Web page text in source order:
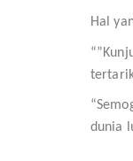
Hal
dunia